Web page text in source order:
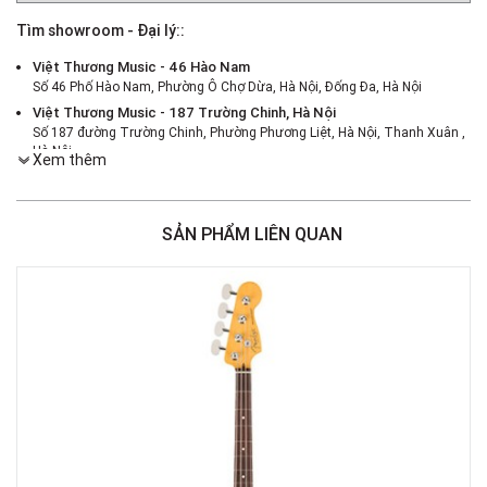
Tìm showroom - Đại lý::
Việt Thương Music - 46 Hào Nam
Số 46 Phố Hào Nam, Phường Ô Chợ Dừa, Hà Nội, Đống Đa, Hà Nội
Việt Thương Music - 187 Trường Chinh, Hà Nội
Số 187 đường Trường Chinh, Phường Phương Liệt, Hà Nội, Thanh Xuân ,
Hà Nội
386 Cách Mạng Tháng Tám, Phường Nhiêu Lộc, TPHCM, Quận 3, Hồ Chí
Việt Thương Music - 180 Võ Thị Sáu
Việt Thương Music - 442 Lũy Bán Bích
442 Lũy Bán Bích, Phường Tân Phú, TPHCM, Quận Tân Phú, Hồ Chí Minh
Việt Thương Music - 12 Quốc Hương
Tầng G, Tòa nhà Thảo Điền Pearl, 12 Quốc Hương, Phường An Khánh,
Việt Thương Music - Phường Gò Vấp
11 Đường số 3, Khu dân cư Cityland Park Hill, Phường Gò Vấp, TPHCM,
Việt Thương Music - Crescent Mall
6F-01 Tầng 6 Trung Tâm Thương Mại Crescent Mall, 101 Tôn Dật Tiên,
Xem thêm
SẢN PHẨM LIÊN QUAN